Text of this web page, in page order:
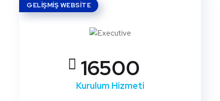
GELIŞMIŞ WEBSITE
16500
Kurulum Hizmeti